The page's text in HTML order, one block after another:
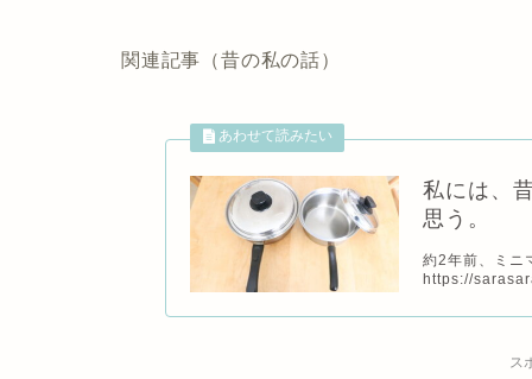
関連記事（昔の私の話）
私には、
思う。
約2年前、ミニ
https://
ス